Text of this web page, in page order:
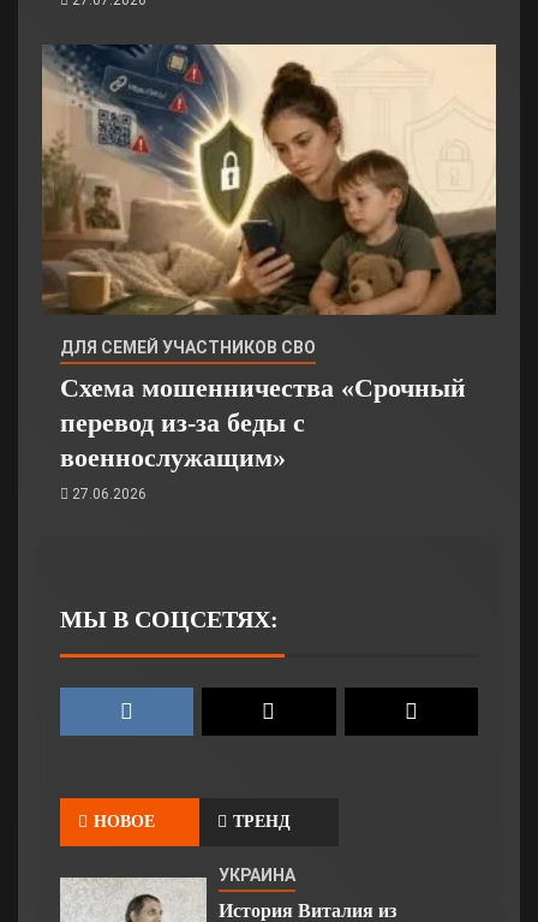
ДЛЯ СЕМЕЙ УЧАСТНИКОВ СВО
Схема мошенничества «Срочный
перевод из‑за беды с
военнослужащим»
27.06.2026
МЫ В СОЦСЕТЯХ:
НОВОЕ ТРЕНД
УКРАИНА
История Виталия из